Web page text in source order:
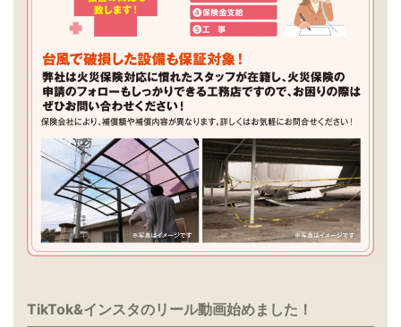
TikTok&インスタのリール動画始めました！